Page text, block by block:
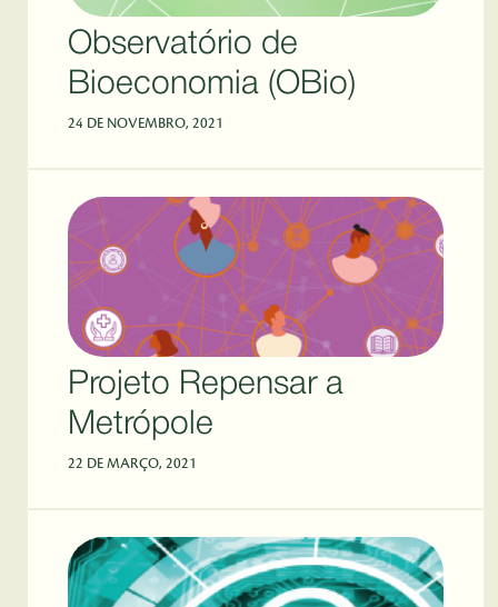
Observatório de
Bioeconomia (OBio)
24 DE NOVEMBRO, 2021
Projeto Repensar a
Metrópole
22 DE MARÇO, 2021